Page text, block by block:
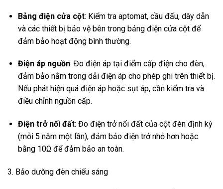
Bảng điện cửa cột: Kiểm tra aptomat, cầu đấu, dây dẫn
và các thiết bị bảo vệ bên trong bảng điện cửa cột để
đảm bảo hoạt động bình thường.
Điện áp nguồn: Đo điện áp tại điểm cấp điện cho đèn,
đảm bảo nằm trong dải điện áp cho phép ghi trên thiết bị.
Nếu phát hiện quá điện áp hoặc sụt áp, cần kiểm tra và
điều chỉnh nguồn cấp.
Điện trở nối đất: Đo điện trở nối đất của cột đèn định kỳ
(mỗi 5 năm một lần), đảm bảo điện trở nhỏ hơn hoặc
bằng 10Ω để đảm bảo an toàn.
3. Bảo dưỡng đèn chiếu sáng